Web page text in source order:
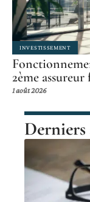
INVESTISSEMENT
2ème
1 août 2026